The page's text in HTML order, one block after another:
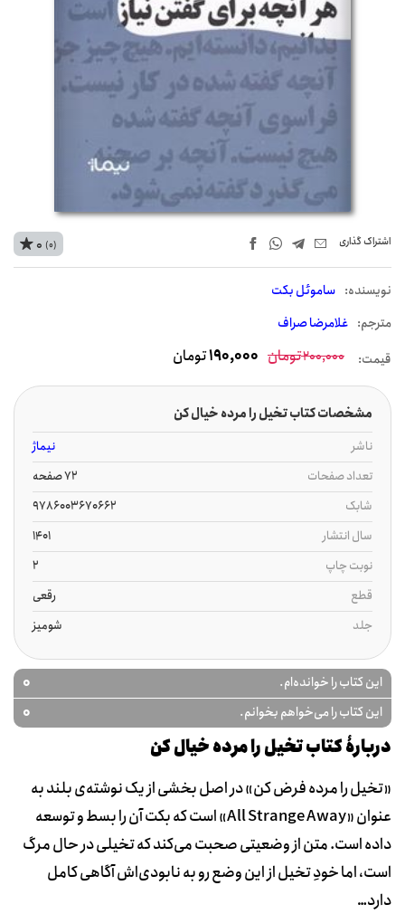
اشتراک‌ گذاری
نويسنده: ساموئل بکت
مترجم: غلامرضا صراف
0 (0)
قیمت: 200,000تومان 190,000تومان
مشخصات کتاب تخیل را مرده خیال کن
ناشر
نیماژ
تعداد صفحات
72 صفحه
شابک
9786003670662
سال انتشار
1401
نوبت چاپ
2
قطع
رقعی
جلد
شومیز
این کتاب را خوانده‌ام. 0
این کتاب را می‌خواهم بخوانم. 0
دربارۀ کتاب تخیل را مرده خیال کن
«تخیل را مرده فرض کن» در اصل بخشی از یک نوشته‌ی بلند به
عنوان «All Strange Away» است که بکت آن را بسط و توسعه
داده است. متن از وضعیتی صحبت می‌کند که تخیلی در حال مرگ
است، اما خودِ تخیل از این وضع رو به نابودی‌اش آگاهی کامل
دارد…